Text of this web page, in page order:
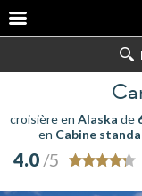
croisière en Alaska de
en Cabine
4.0 /5